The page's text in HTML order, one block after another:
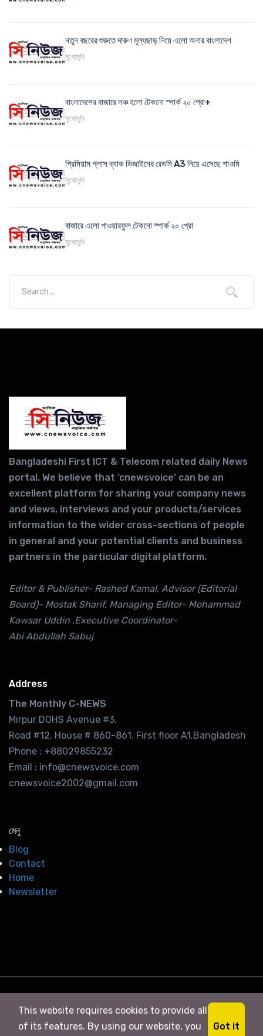
নতুন বছরের শুরুতে দারুণ মূল্যছাড় নিয়ে এলো অনার বাংলাদেশ
মুখোমুখি
বাংলাদেশের বাজারে লঞ্চ হলো টেকনো স্পার্ক ২০ প্রো+
মুখোমুখি
প্রিমিয়াম গ্লাস ব্যাক ডিজাইনের রেডমি A3 নিয়ে এসেছে শাওমি
মুখোমুখি
বাজারে এলো পাওয়ারফুল টেকনো স্পার্ক ২০ প্রো
মুখোমুখি
Bangladeshi First ICT & Telecom related daily News
portal. We believe that ‘cnewsvoice’ can be an
excellent platform for sharing your company news
and views, interviews and your products/services
information to the wider cross-sections of people
in general and your potential clients and business
partners in the particular digital platform.
Editor & Publisher- Rashed Kamal, Advisor (Editorial
Board)- Mostak Sharif, Managing Editor- Mohammad
Kawsar Uddin ,Executive Coordinator-
Abi Abdullah Sabuj
Address
The Monthly C-NEWS
Mirpur DOHS Avenue #3.
Road #12. House # 860-861. First floor A1,Bangladesh
Phone : +88029855232
Email : info@cnewsvoice.com
cnewsvoice2002@gmail.com
মেনু
Blog
Contact
Home
Newsletter
This website requires cookies to provide all
of its features. By using our website, you
Got it